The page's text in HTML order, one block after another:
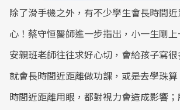
除了滑手機之外，有不少學生會長時間
心！蔡守恒醫師進一步指出，小一生剛
安親班老師往往求好心切，會給孩子寫
就會長時間近距離做功課，或是去學珠
時間近距離用眼，都對視力會造成影響